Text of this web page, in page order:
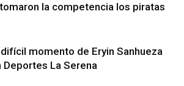
la competencia los piratas
difícil momento de Eryin Sanhueza
Deportes La Serena